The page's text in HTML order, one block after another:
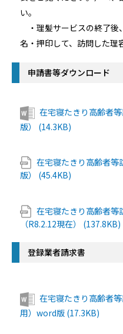
い。
・理髪サービスの終了後
名・押印して、訪問した理
申請書等ダウンロード
在宅寝たきり高齢者
版） (14.3KB)
在宅寝たきり高齢者等
版） (45.4KB)
在宅寝たきり高齢者等
（R8.2.12現在） (137.8KB)
登録業者請求書
在宅寝たきり高齢者
用）word版 (17.3KB)